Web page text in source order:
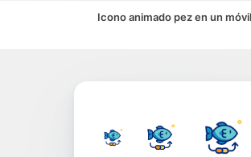
Icono animado pez en un móvil